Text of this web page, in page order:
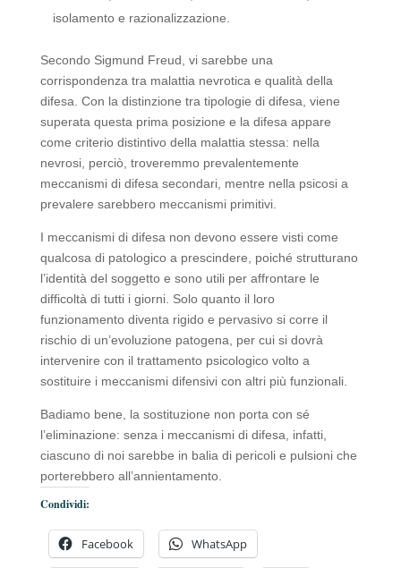
isolamento e razionalizzazione.
Secondo Sigmund Freud, vi sarebbe una
corrispondenza tra malattia nevrotica e qualità della
difesa. Con la distinzione tra tipologie di difesa, viene
superata questa prima posizione e la difesa appare
come criterio distintivo della malattia stessa: nella
nevrosi, perciò, troveremmo prevalentemente
meccanismi di difesa secondari, mentre nella psicosi a
prevalere sarebbero meccanismi primitivi.
I meccanismi di difesa non devono essere visti come
qualcosa di patologico a prescindere, poiché strutturano
l’identità del soggetto e sono utili per affrontare le
difficoltà di tutti i giorni. Solo quanto il loro
funzionamento diventa rigido e pervasivo si corre il
rischio di un’evoluzione patogena, per cui si dovrà
intervenire con il trattamento psicologico volto a
sostituire i meccanismi difensivi con altri più funzionali.
Badiamo bene, la sostituzione non porta con sé
l’eliminazione: senza i meccanismi di difesa, infatti,
ciascuno di noi sarebbe in balia di pericoli e pulsioni che
porterebbero all’annientamento.
Condividi:
Facebook WhatsApp